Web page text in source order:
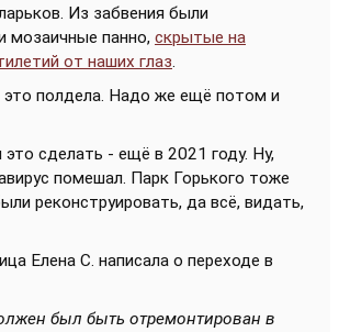
Из забвения были
мозаичные панно, скрытые на
от наших глаз.
это полдела. Надо же ещё потом и
сделать - ещё в 2021 году. Ну,
помешал. Парк Горького тоже
реконструировать, да всё, видать,
Елена С. написала о переходе в
был быть отремонтирован в